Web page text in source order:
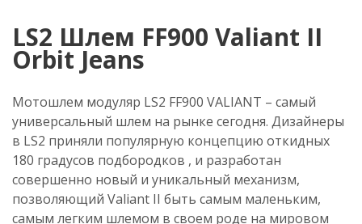
LS2 Шлем FF900 Valiant II
Orbit Jeans
Мотошлем модуляр LS2 FF900 VALIANT – самый
универсальный шлем на рынке сегодня. Дизайнеры
в LS2 приняли популярную концепцию откидных
180 градусов подбородков , и разработан
совершенно новый и уникальный механизм,
позволяющий Valiant II быть самым маленьким,
самым легким шлемом в своем роде на мировом